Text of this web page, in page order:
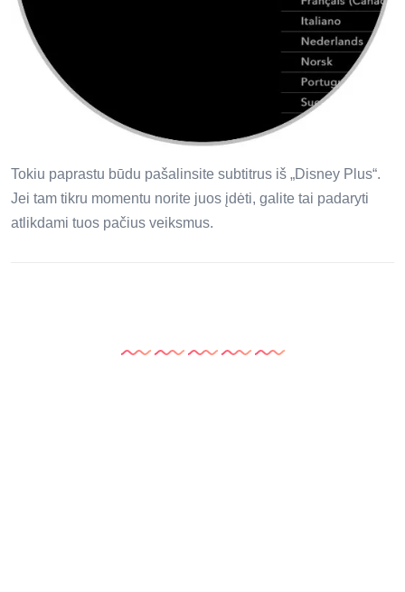
Tokiu paprastu būdu pašalinsite subtitrus iš „Disney Plus“.
Jei tam tikru momentu norite juos įdėti, galite tai padaryti
atlikdami tuos pačius veiksmus.